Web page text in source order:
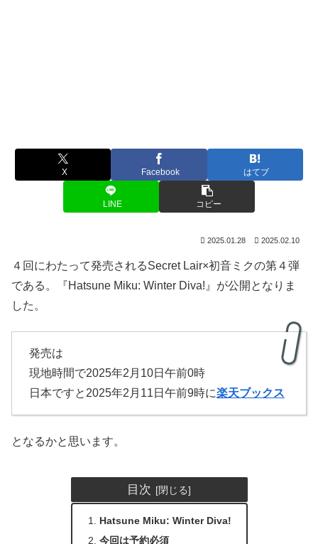
X Facebook はてブ
LINE コピー
2025.01.28 2025.02.10
４回にわたって発売されるSecret Lair×初音ミクの第４弾
である。『Hatsune Miku: Winter Diva!』が公開となりま
した。
発売は
現地時間で2025年2月10日午前0時
日本ですと2025年2月11日午前9時に楽天ブックス
となるかと思います。
目次
Hatsune Miku: Winter Diva!
今回は予約必須